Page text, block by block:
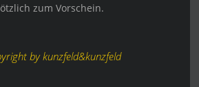
zum Vorschein.
by kunzfeld&kunzfeld